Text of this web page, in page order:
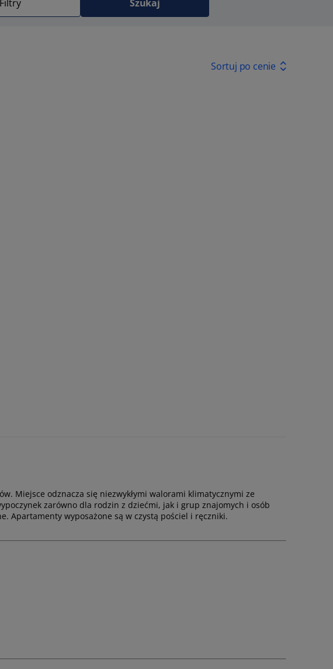
Szukaj
Sortuj po cenie
Miejsce odznacza się niezwykłymi walorami klimatycznymi ze
zarówno dla rodzin z dziećmi, jak i grup znajomych i osób
Apartamenty wyposażone są w czystą pościel i ręczniki.